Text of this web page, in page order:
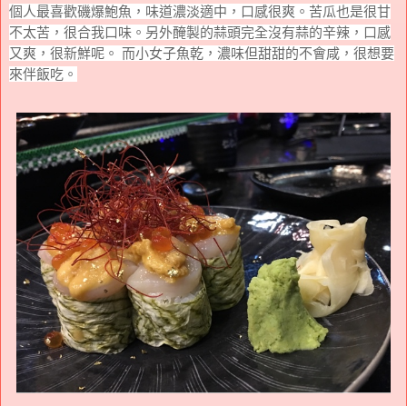
個人最喜歡磯爆鮑魚，味道濃淡適中，口感很爽。 苦瓜也是很甘
不太苦， 很合我口味 。 另外醃製的蒜頭完全沒有蒜的辛辣 ， 口感
又爽 ， 很新鮮呢 。 而小女子魚乾 ， 濃味但甜甜的不會咸 ， 很想要
來伴飯吃 。